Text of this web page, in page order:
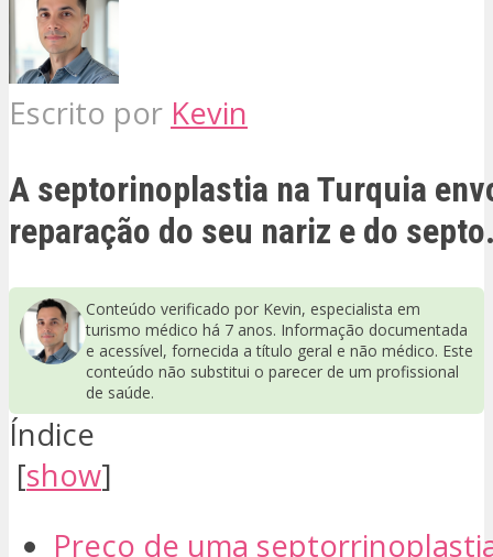
Escrito por Kevin
A septorinoplastia na Turquia
reparação do seu nariz e do
Conteúdo verificado por Kevin, especialista em
turismo médico há 7 anos. Informação documentada
e acessível, fornecida a título geral e não médico. Este
conteúdo não substitui o parecer de um profissional
de saúde.
Índice
[show]
Preço de uma